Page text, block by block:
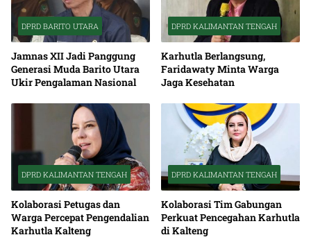
DPRD BARITO UTARA
Jamnas XII Jadi Panggung
Generasi Muda Barito Utara
Ukir Pengalaman Nasional
DPRD KALIMANTAN TENGAH
Karhutla Berlangsung,
Faridawaty Minta Warga
Jaga Kesehatan
DPRD KALIMANTAN TENGAH
Kolaborasi Petugas dan
Warga Percepat Pengendalian
Karhutla Kalteng
DPRD KALIMANTAN TENGAH
Kolaborasi Tim Gabungan
Perkuat Pencegahan Karhutla
di Kalteng